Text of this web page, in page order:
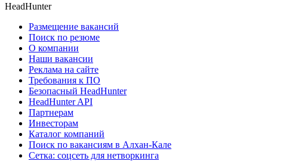
HeadHunter
Размещение вакансий
Поиск по резюме
О компании
Наши вакансии
Реклама на сайте
Требования к ПО
Безопасный HeadHunter
HeadHunter API
Партнерам
Инвесторам
Каталог компаний
Поиск по вакансиям в Алхан-Кале
Сетка: соцсеть для нетворкинга